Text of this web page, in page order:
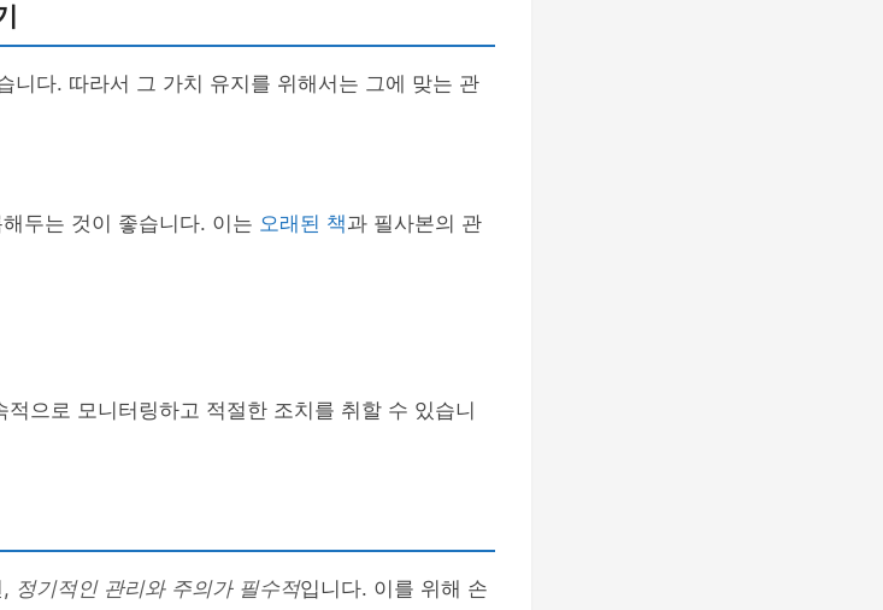
니다. 따라서 그 가치 유지를 위해서는 그에 맞는 관
두는 것이 좋습니다. 이는 오래된 책과 필사본의 관
으로 모니터링하고 적절한 조치를 취할 수 있습니
정기적인 관리와 주의가 필수적입니다. 이를 위해 손